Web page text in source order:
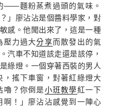
——麵粉蒸煮過頭的氣味。
」廖沾沾是個醬料學家，對
感。他聞出來了，這是一種
壓力過大分享而散發出的氣
汽車不知道該走還是該停，
綠燈。一個穿著西裝的男人
搖下車窗，對著紅綠燈大
嚕？你倒是小班教學紅一下
！」廖沾沾感覺到一陣心